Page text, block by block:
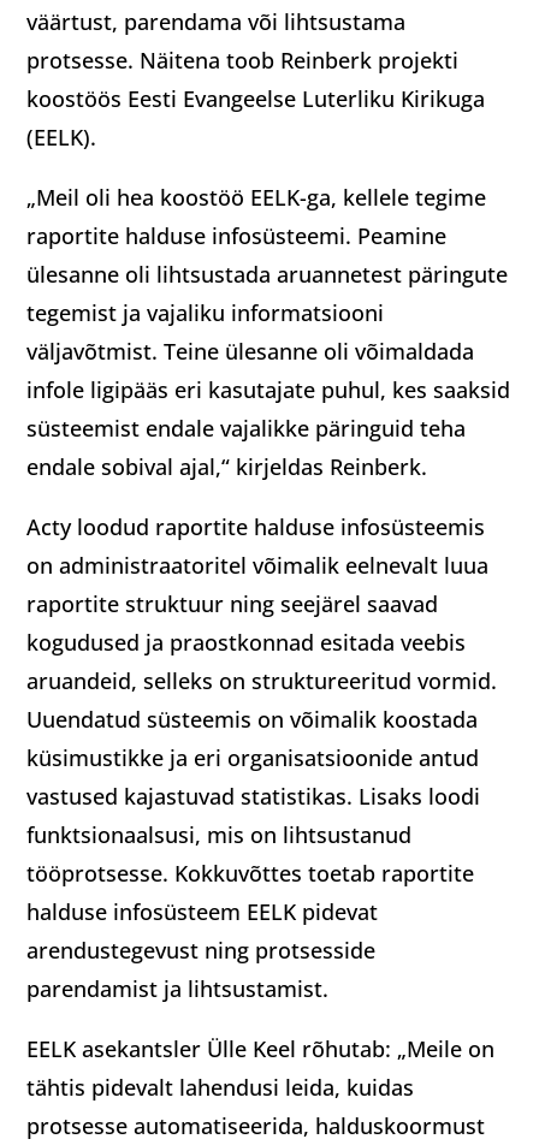
väärtust, parendama või lihtsustama
protsesse. Näitena toob Reinberk projekti
koostöös Eesti Evangeelse Luterliku Kirikuga
(EELK).
„Meil oli hea koostöö EELK-ga, kellele tegime
raportite halduse infosüsteemi. Peamine
ülesanne oli lihtsustada aruannetest päringute
tegemist ja vajaliku informatsiooni
väljavõtmist. Teine ülesanne oli võimaldada
infole ligipääs eri kasutajate puhul, kes saaksid
süsteemist endale vajalikke päringuid teha
endale sobival ajal,“ kirjeldas Reinberk.
Acty loodud raportite halduse infosüsteemis
on administraatoritel võimalik eelnevalt luua
raportite struktuur ning seejärel saavad
kogudused ja praostkonnad esitada veebis
aruandeid, selleks on struktureeritud vormid.
Uuendatud süsteemis on võimalik koostada
küsimustikke ja eri organisatsioonide antud
vastused kajastuvad statistikas. Lisaks loodi
funktsionaalsusi, mis on lihtsustanud
tööprotsesse. Kokkuvõttes toetab raportite
halduse infosüsteem EELK pidevat
arendustegevust ning protsesside
parendamist ja lihtsustamist.
EELK asekantsler Ülle Keel rõhutab: „Meile on
tähtis pidevalt lahendusi leida, kuidas
protsesse automatiseerida, halduskoormust